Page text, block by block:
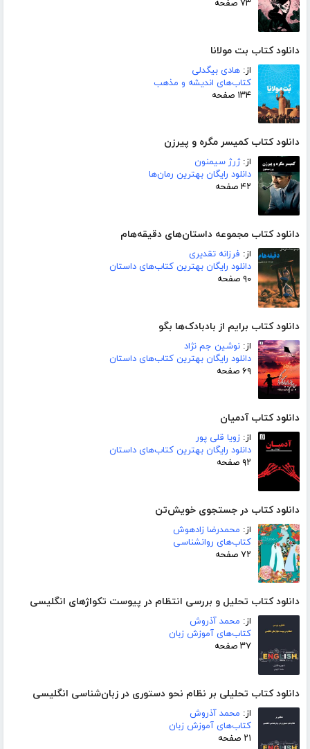
۷۳ صفحه
دانلود کتاب بت مولانا
از: هادی بیگدلی
کتاب‌های اندیشه و مذهب
۱۳۴ صفحه
دانلود کتاب کمیسر مگره و پیرزن
از:ژرژ سیمنون
دانلود رایگان بهترین رمان‌ها
۴۲ صفحه
دانلود کتاب مجموعه داستان‌های دقیقه‌هام
از: فرزانه تقدیری
دانلود رایگان بهترین کتاب‌های داستان
۹۰ صفحه
دانلود کتاب برایم از بادبادک‌ها بگو
از: نوشین جم نژاد
دانلود رایگان بهترین کتاب‌های داستان
۶۹ صفحه
دانلود کتاب آدمیان
از: زویا قلی پور
دانلود رایگان بهترین کتاب‌های داستان
۹۲ صفحه
دانلود کتاب در جستجوی خویش‌تن
از: محمدرضا زادهوش
کتاب‌های روانشناسی
۷۲ صفحه
دانلود کتاب تحلیل و بررسی انتظام در پیوست تکواژهای انگلیسی
از: محمد آذروش
کتاب‌های آموزش زبان
۳۷ صفحه
دانلود کتاب تحلیلی بر نظام نحو دستوری در زبان‌شناسی انگلیسی
از: محمد آذروش
کتاب‌های آموزش زبان
۲۱ صفحه